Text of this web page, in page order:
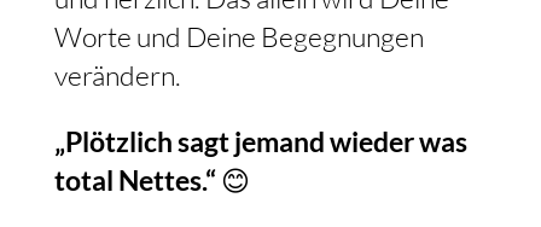
Worte und Deine Begegnungen
verändern.
„Plötzlich sagt jemand wieder was
total Nettes.“😊